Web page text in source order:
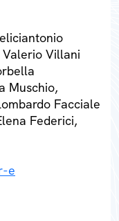
Valerio Villani
Muschio,
Facciale
Federici,
e